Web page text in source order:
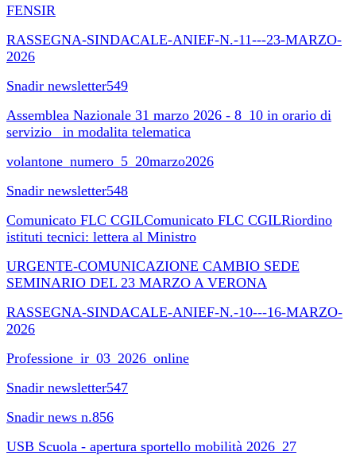
FENSIR
RASSEGNA-SINDACALE-ANIEF-N.-11---23-MARZO-
2026
Snadir newsletter549
Assemblea Nazionale 31 marzo 2026 - 8_10 in orario di
servizio_ in modalita telematica
volantone_numero_5_20marzo2026
Snadir newsletter548
Comunicato FLC CGILComunicato FLC CGILRiordino
istituti tecnici: lettera al Ministro
URGENTE-COMUNICAZIONE CAMBIO SEDE
SEMINARIO DEL 23 MARZO A VERONA
RASSEGNA-SINDACALE-ANIEF-N.-10---16-MARZO-
2026
Professione_ir_03_2026_online
Snadir newsletter547
Snadir news n.856
USB Scuola - apertura sportello mobilità 2026_27